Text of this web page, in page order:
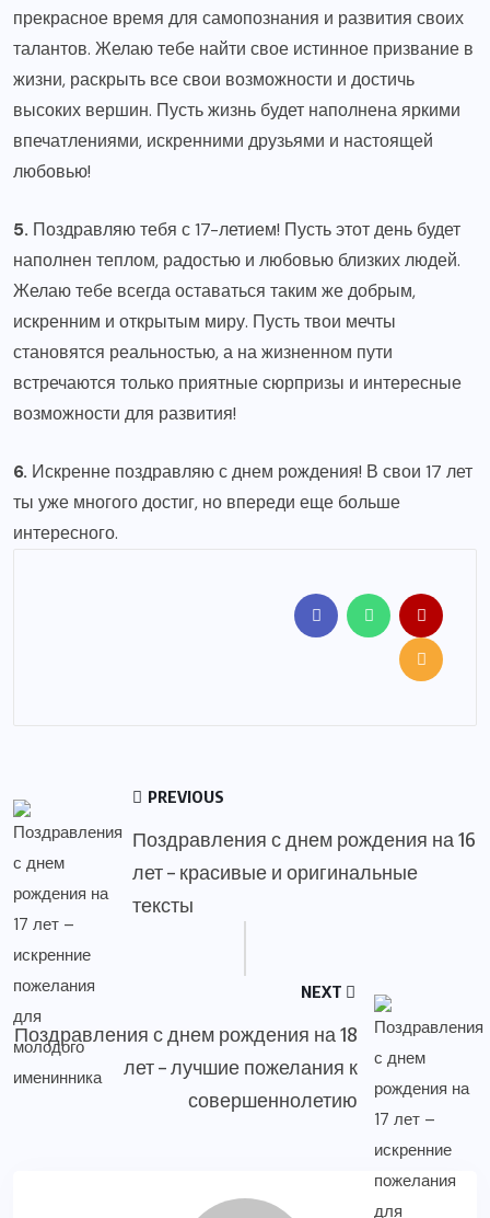
прекрасное время для самопознания и развития своих
талантов. Желаю тебе найти свое истинное призвание в
жизни, раскрыть все свои возможности и достичь
высоких вершин. Пусть жизнь будет наполнена яркими
впечатлениями, искренними друзьями и настоящей
любовью!
5. Поздравляю тебя с 17-летием! Пусть этот день будет
наполнен теплом, радостью и любовью близких людей.
Желаю тебе всегда оставаться таким же добрым,
искренним и открытым миру. Пусть твои мечты
становятся реальностью, а на жизненном пути
встречаются только приятные сюрпризы и интересные
возможности для развития!
6. Искренне поздравляю с днем рождения! В свои 17 лет
ты уже многого достиг, но впереди еще больше
интересного.
PREVIOUS
Поздравления с днем рождения на 16
лет – красивые и оригинальные
тексты
NEXT
Поздравления с днем рождения на 18
лет – лучшие пожелания к
совершеннолетию